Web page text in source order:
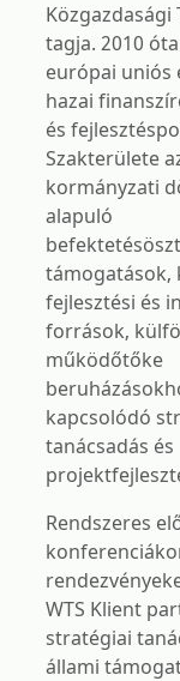
Közgazdasági
tagja. 2010
európai uniós
hazai
és
Szakterülete
kormányzati
alapuló
támogatások,
fejlesztési és
források,
működőtőke
kapcsolódó
tanácsadás és
Rendszeres
WTS Klient
stratégiai
állami